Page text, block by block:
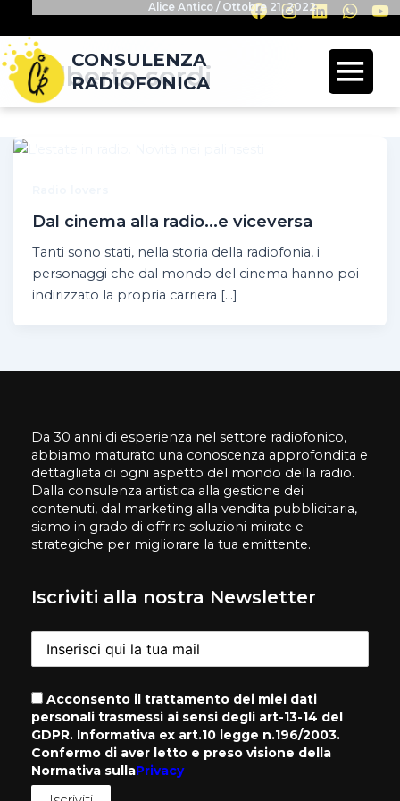
CONSULENZA
RADIOFONICA
Alberto sordi
Dal cinema alla radio…e viceversa
Alice Antico/ Ottobre 21, 2022
Tanti sono stati, nella storia della radiofonia, i
personaggi che dal mondo del cinema hanno poi
indirizzato la propria carriera […]
Da 30 anni di esperienza nel settore radiofonico,
abbiamo maturato una conoscenza approfondita e
dettagliata di ogni aspetto del mondo della radio.
Dalla consulenza artistica alla gestione dei
contenuti, dal marketing alla vendita pubblicitaria,
siamo in grado di offrire soluzioni mirate e
strategiche per migliorare la tua emittente.
Iscriviti alla nostra Newsletter
Acconsento il trattamento dei miei dati
personali trasmessi ai sensi degli art-13-14 del
GDPR. Informativa ex art.10 legge n.196/2003.
Confermo di aver letto e preso visione della
Normativa sullaPrivacy